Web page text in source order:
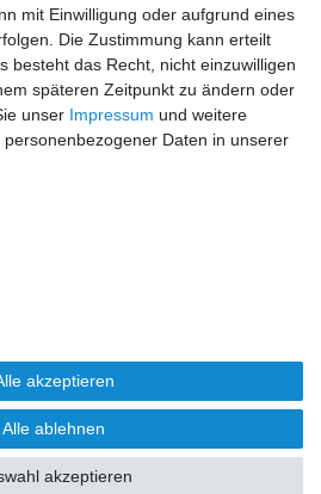
mit Einwilligung oder aufgrund eines
Die Zustimmung kann erteilt
besteht das Recht, nicht einzuwilligen
späteren Zeitpunkt zu ändern oder
unser Impressum und weitere
Daten in unserer
akzeptieren
Alle ablehnen
akzeptieren